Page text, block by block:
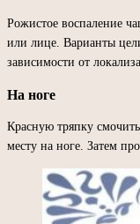
Рожистое воспаление
или лице. Варианты
зависимости от
На ноге
Красную тряпку
месту на ноге. Затем